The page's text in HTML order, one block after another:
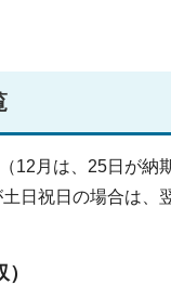
12月は、25日が納
日祝日の場合は、